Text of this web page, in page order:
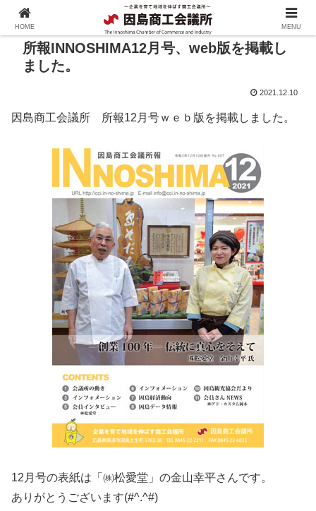
所報INNOSHIMA12月号、web版を掲載し
ました。
2021.12.10
因島商工会議所 所報12月号ｗｅｂ版を掲載しました。
12月号の表紙は「㈱松愛堂」の金山幸平さんです。
ありがとうございます(#^.^#)
HOME MENU